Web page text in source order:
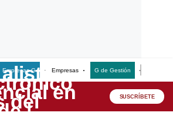
Empresas G Empresas G de Gestión
SUSCRÍBETE